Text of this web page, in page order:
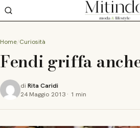
Home Curiosità
Fendi griffa
di Rita Caridi
24 Maggio 2013 · 1 min